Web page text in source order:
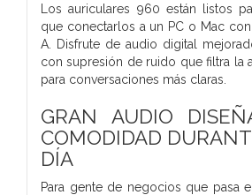
Los auriculares 960 están listos
que conectarlos a un PC o Mac
A. Disfrute de audio digital
con supresión de ruido que filtra la
para conversaciones más claras.
GRAN AUDIO
COMODIDAD
DÍA
Para gente de negocios que pasa